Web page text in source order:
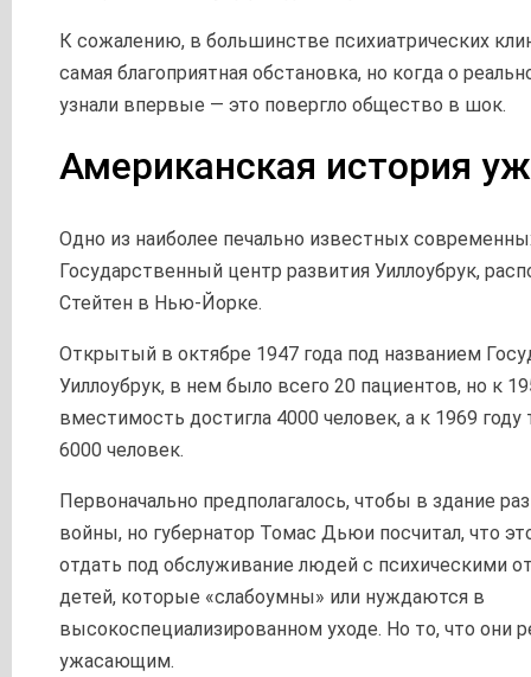
К сожалению, в большинстве психиатрических
самая благоприятная обстановка, но когда о
узнали впервые — это повергло общество в шок.
Американская история
Одно из наиболее печально известных
Государственный центр развития Уиллоубрук,
Стейтен в Нью-Йорке.
Открытый в октябре 1947 года под названием
Уиллоубрук, в нем было всего 20 пациентов, но к
вместимость достигла 4000 человек, а к 1969
6000 человек.
Первоначально предполагалось, чтобы в здание
войны, но губернатор Томас Дьюи посчитал, что
отдать под обслуживание людей с психическими
детей, которые «слабоумны» или нуждаются в
высокоспециализированном уходе. Но то, что они
ужасающим.